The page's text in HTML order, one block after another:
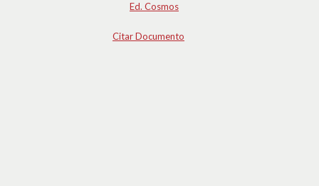
Ed. Cosmos
Citar Documento